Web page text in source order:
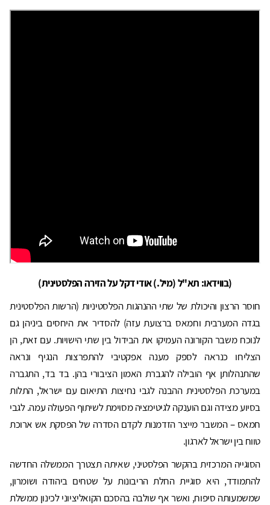
(בווידאו: תא"ל (מיל.) אודי דקל על הזירה הפלסטינית)
חוסר הרצון והיכולת של שתי ההנהגות הפלסטיניות (הרשות הפלסטינית
בגדה המערבית וחמאס ברצועת עזה) להסדיר את היחסים ביניהן גם
לנוכח משבר הקורונה העמיקו את הבידול בין שתי הישויות. עם זאת, הן
הצליחו כנראה לספק מענה אפקטיבי להתפרצות הנגיף ונראה
שהתנהלותן אף הובילה להגברת האמון הציבורי בהן. בד בד, התגברה
במערכת הפלסטינית ההבנה לגבי נחיצות התיאום עם ישראל, התלות
בסיוע מצידה וגם הוענקה לגיטימציה מסוימת לשיתוף הפעולה עמה. לגבי
חמאס – המשבר מייצר הזדמנות לקדם הסדרה של הפסקת אש ארוכת
טווח בין ישראל לארגון.
הסוגייה המרכזית בהקשר הפלסטיני, שאיתה תצטרך הממשלה החדשה
להתמודד, היא סוגיית החלת הריבונות על שטחים ביהודה ושומרון,
שמשמעותה סיפוח, ואשר אף שולבה בהסכם הקואליציוני לכינון ממשלת